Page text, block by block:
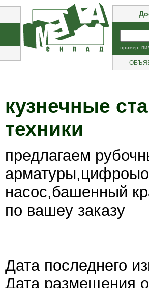
пример:
кузнечные
техники
предлагаем
насос,башенный
по вашеу заказу
Дата последнего
Дата размещения